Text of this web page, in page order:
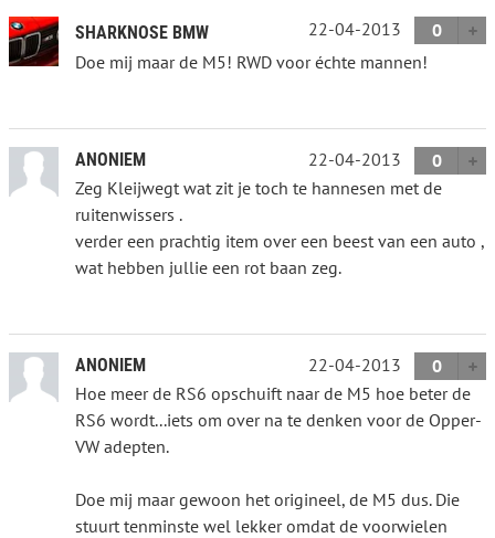
SHARKNOSE BMW 22-04-2013
0
Doe mij maar de M5! RWD voor échte mannen!
ANONIEM 22-04-2013
0
Zeg Kleijwegt wat zit je toch te hannesen met de
ruitenwissers .
verder een prachtig item over een beest van een auto ,
wat hebben jullie een rot baan zeg.
ANONIEM 22-04-2013
0
Hoe meer de RS6 opschuift naar de M5 hoe beter de
RS6 wordt...iets om over na te denken voor de Opper-
VW adepten.
Doe mij maar gewoon het origineel, de M5 dus. Die
stuurt tenminste wel lekker omdat de voorwielen